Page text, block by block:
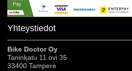
Yhteystiedot
Bike Doctor Oy
Taninkatu 11 ovi 35
33400 Tampere